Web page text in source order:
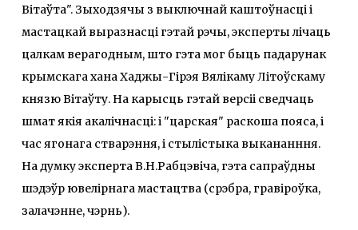
Вітаўта". Зыходзячы з выключнай каштоўнасці і
мастацкай выразнасці гэтай рэчы, эксперты лічаць
цалкам верагодным, што гэта мог быць падарунак
крымскага хана Хаджы-Гірэя Вялікаму Літоўскаму
князю Вітаўту. На карысць гэтай версіі сведчаць
шмат якія акалічнасці: і "царская" раскоша пояса, і
час ягонага стварэння, і стылістыка выкананння.
На думку эксперта В.Н.Рабцэвіча, гэта сапраўдны
шэдэўр ювелірнага мастацтва (срэбра, гравіроўка,
залачэнне, чэрнь).